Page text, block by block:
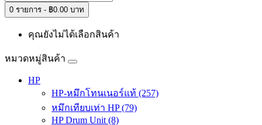
0 รายการ - ฿0.00 บาท
คุณยังไม่ได้เลือกสินค้า
หมวดหมู่สินค้า
HP
HP-หมึกโทนเนอร์แท้ (257)
หมึกเทียบเท่า HP (79)
HP Drum Unit (8)